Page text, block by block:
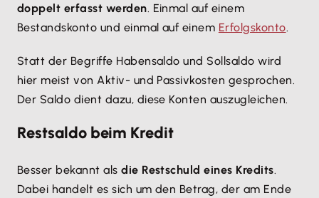
doppelt erfasst werden. Einmal auf einem
Bestandskonto und einmal auf einem Erfolgskonto.
Statt der Begriffe Habensaldo und Sollsaldo wird
hier meist von Aktiv- und Passivkosten gesprochen.
Der Saldo dient dazu, diese Konten auszugleichen.
Restsaldo beim Kredit
Besser bekannt alsdie Restschuld eines Kredits.
Dabei handelt es sich um den Betrag, der am Ende